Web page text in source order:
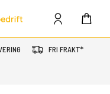
FRI FRAKT*